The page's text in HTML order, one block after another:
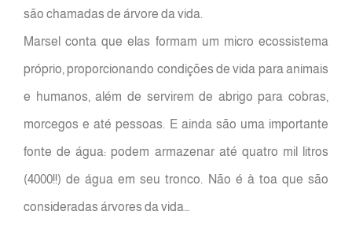
são chamadas de árvore da vida.
Marsel conta que elas formam um micro ecossistema
próprio, proporcionando condições de vida para animais
e humanos, além de servirem de abrigo para cobras,
morcegos e até pessoas. E ainda são uma importante
fonte de água: podem armazenar até quatro mil litros
(4000!!) de água em seu tronco. Não é à toa que são
consideradas árvores da vida…